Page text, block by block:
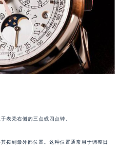
壳右侧的三点或四点钟。
到最外部位置。这种位置通常用于调整日